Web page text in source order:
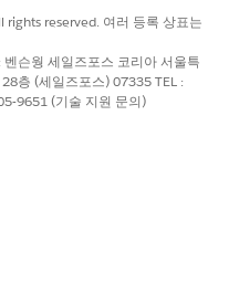
reserved. 여러 등록 상표는
슨웡 세일즈포스 코리아 서울특
층 (세일즈포스) 07335 TEL :
9651 (기술 지원 문의)